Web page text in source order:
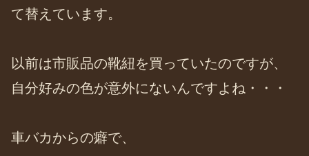
て替えています。
以前は市販品の靴紐を買っていたのですが、
自分好みの色が意外にないんですよね・・・
車バカからの癖で、